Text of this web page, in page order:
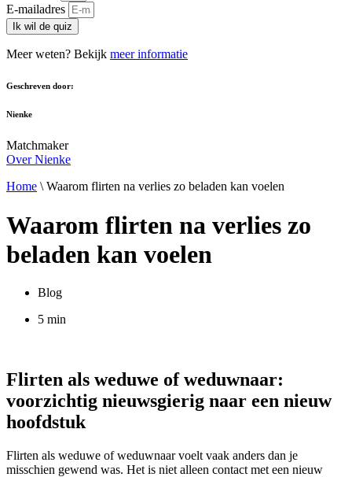
E-mailadres
Ik wil de quiz
Meer weten? Bekijk meer informatie
Geschreven door:
Nienke
Matchmaker
Over Nienke
Home \Waarom flirten na verlies zo beladen kan voelen
Waarom flirten na verlies zo
beladen kan voelen
Blog
5 min
Flirten als weduwe of weduwnaar:
voorzichtig nieuwsgierig naar een nieuw
hoofdstuk
Flirten als weduwe of weduwnaar voelt vaak anders dan je
misschien gewend was. Het is niet alleen contact met een nieuw